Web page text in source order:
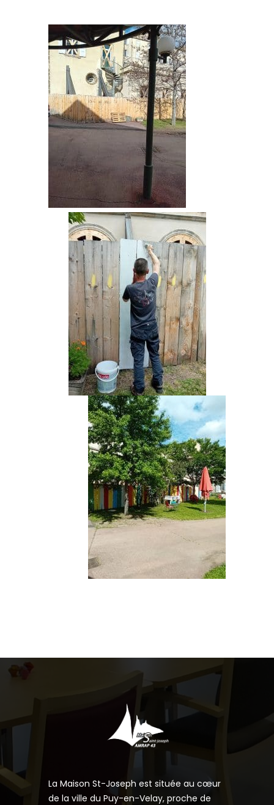
La Maison St-Joseph est située au cœur
de la ville du Puy-en-Velay, proche de